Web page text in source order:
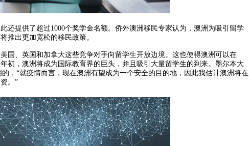
还提供了超过1000个奖学金名额。侨外澳洲移民专家认为，澳洲为吸引留学
推出更加宽松的移民政策。
国、英国和加拿大这些竞争对手向留学生开放边境。这也使得澳洲可以在
初，澳洲将成为国际教育界的巨头，并且吸引大量留学生的到来。墨尔本大
，“就疫情而言，现在澳洲有望成为一个安全的目的地，因此我估计澳洲将在
。”